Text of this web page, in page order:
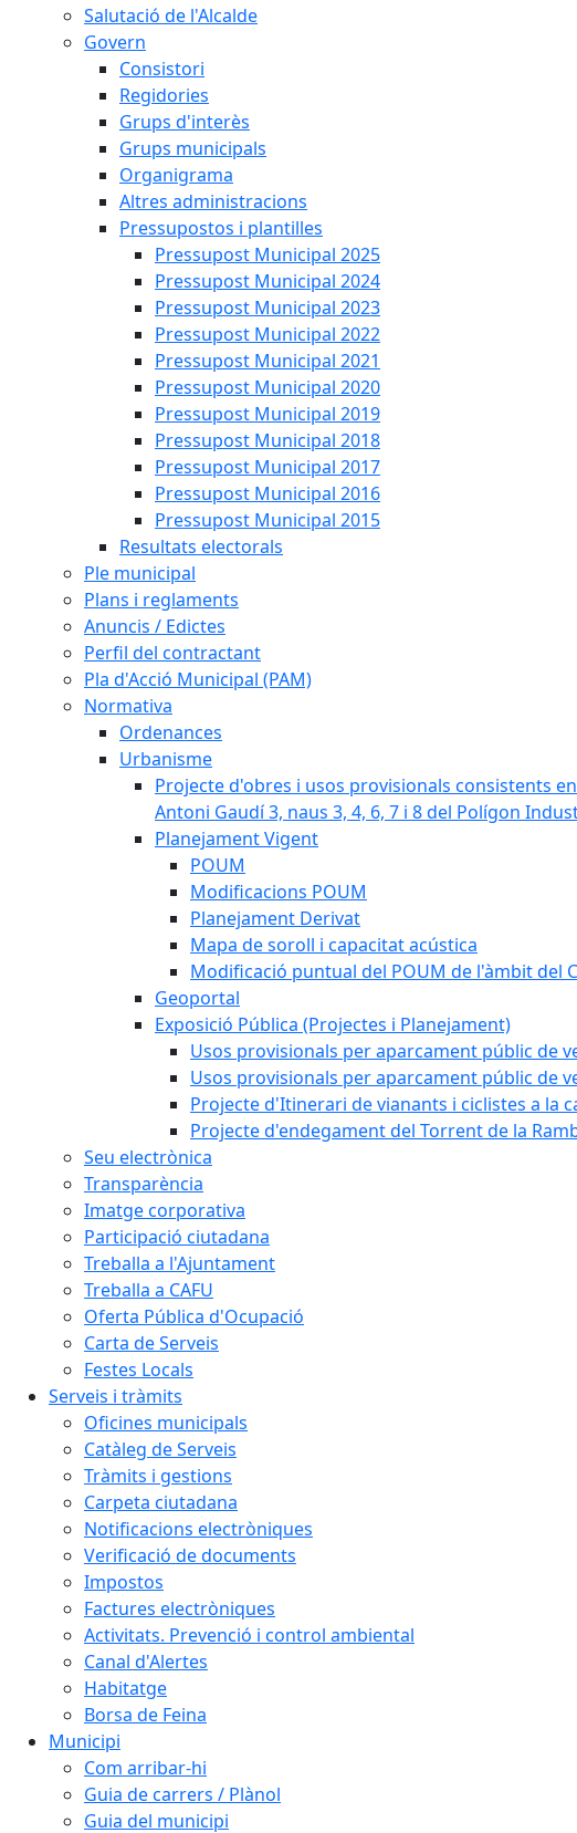
Salutació de l'Alcalde
Govern
Consistori
Regidories
Grups d'interès
Grups municipals
Organigrama
Altres administracions
Pressupostos i plantilles
Pressupost Municipal 2025
Pressupost Municipal 2024
Pressupost Municipal 2023
Pressupost Municipal 2022
Pressupost Municipal 2021
Pressupost Municipal 2020
Pressupost Municipal 2019
Pressupost Municipal 2018
Pressupost Municipal 2017
Pressupost Municipal 2016
Pressupost Municipal 2015
Resultats electorals
Ple municipal
Plans i reglaments
Anuncis / Edictes
Perfil del contractant
Pla d'Acció Municipal (PAM)
Normativa
Ordenances
Urbanisme
Projecte d'obres i usos provisionals consistents
Antoni Gaudí 3, naus 3, 4, 6, 7 i 8 del Polígon
Planejament Vigent
POUM
Modificacions POUM
Planejament Derivat
Mapa de soroll i capacitat acústica
Modificació puntual del POUM de l'àmbit del
Geoportal
Exposició Pública (Projectes i Planejament)
Usos provisionals per aparcament públic de
Usos provisionals per aparcament públic de
Projecte d'Itinerari de vianants i ciclistes a la
Projecte d'endegament del Torrent de la
Seu electrònica
Transparència
Imatge corporativa
Participació ciutadana
Treballa a l'Ajuntament
Treballa a CAFU
Oferta Pública d'Ocupació
Carta de Serveis
Festes Locals
Serveis i tràmits
Oficines municipals
Catàleg de Serveis
Tràmits i gestions
Carpeta ciutadana
Notificacions electròniques
Verificació de documents
Impostos
Factures electròniques
Activitats. Prevenció i control ambiental
Canal d'Alertes
Habitatge
Borsa de Feina
Municipi
Com arribar-hi
Guia de carrers / Plànol
Guia del municipi